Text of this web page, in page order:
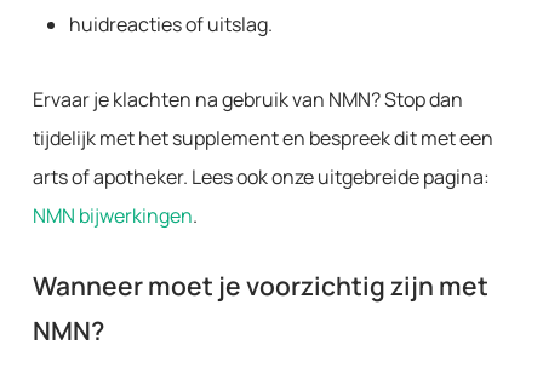
huidreacties of uitslag.
Ervaar je klachten na gebruik van NMN? Stop dan
tijdelijk met het supplement en bespreek dit met een
arts of apotheker. Lees ook onze uitgebreide pagina:
NMN bijwerkingen.
Wanneer moet je voorzichtig zijn met
NMN?